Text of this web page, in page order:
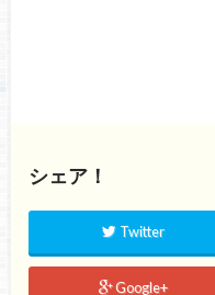
シェア！
Twitter
Google+